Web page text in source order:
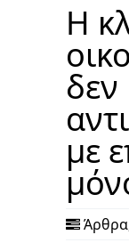
Η
δεν
με
Άρθρα